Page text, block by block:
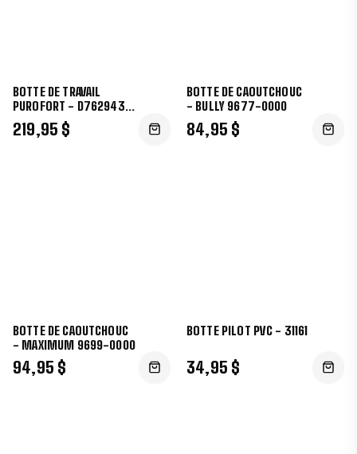
BOTTE DE TRAVAIL
PUROFORT - D762943-
15
219,95 $
BOTTE DE CAOUTCHOUC
- BULLY 9677-0000
84,95 $
BOTTE DE CAOUTCHOUC
- MAXIMUM 9699-0000
94,95 $
BOTTE PILOT PVC - 31161
34,95 $